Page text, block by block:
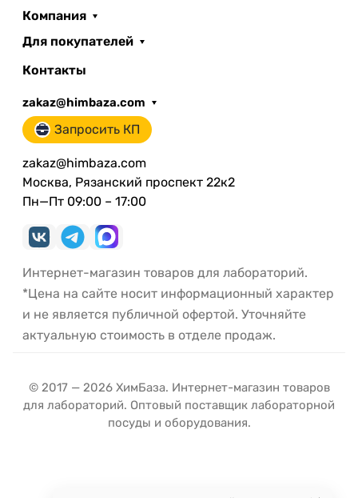
Компания
Для покупателей
Контакты
zakaz@himbaza.com
Запросить КП
zakaz@himbaza.com
Москва, Рязанский проспект 22к2
Пн—Пт 09:00 – 17:00
Интернет-магазин товаров для лабораторий.
*Цена на сайте носит информационный характер
и не является публичной офертой. Уточняйте
актуальную стоимость в отделе продаж.
© 2017 — 2026 ХимБаза. Интернет-магазин товаров
для лабораторий. Оптовый поставщик лабораторной
посуды и оборудования.